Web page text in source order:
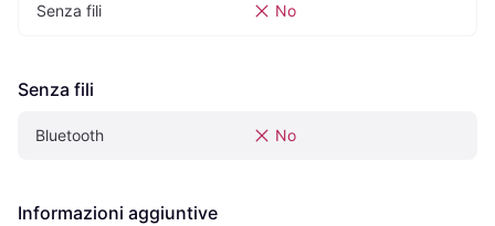
Senza fili No
Senza fili
Bluetooth No
Informazioni aggiuntive